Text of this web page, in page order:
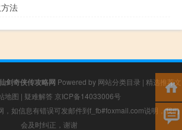
法
剑奇侠传攻略网 Powered by 网站分类目录 | 精选推荐文
地图 | 疑难解答 京ICP备14033006号
，如信息有错误可发邮件到f_fb#foxmail.com说明，我们
会及时纠正，谢谢